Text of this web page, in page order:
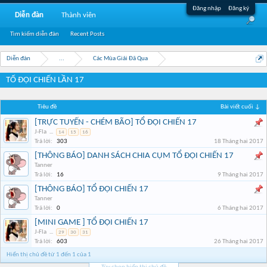
Đăng nhập Đăng ký
Diễn đàn ... Các Mùa Giải Đã Qua
TỔ ĐỘI CHIẾN LẦN 17
Tiêu đề Bài viết cuối ↓
[TRỰC TUYẾN - CHÉM BÃO] TỔ ĐỘI CHIẾN 17
J-Fla ... 14 15 16
Trả lời: 303 18 Tháng hai 2017
[THÔNG BÁO] DANH SÁCH CHIA CỤM TỔ ĐỘI CHIẾN 17
Tanner
Trả lời:
16 9 Tháng hai 2017
[THÔNG BÁO] TỔ ĐỘI CHIẾN 17
Tanner
Trả lời:
0 6 Tháng hai 2017
[MINI GAME ] TỔ ĐỘI CHIẾN 17
J-Fla ... 29 30 31
Trả lời: 603
26 Tháng hai 2017
Hiển thị chủ đề từ 1 đến 1 của 1
Diễn đàn
Tìm kiếm diễn đàn Recent Posts
Thành viên